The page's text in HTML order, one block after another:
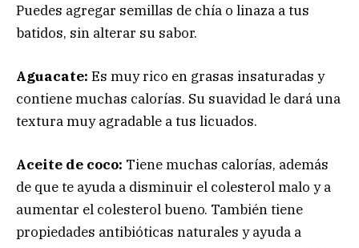
Puedes agregar semillas de chía o linaza a tus
batidos, sin alterar su sabor.
Aguacate: Es muy rico en grasas insaturadas y
contiene muchas calorías. Su suavidad le dará una
textura muy agradable a tus licuados.
Aceite de coco: Tiene muchas calorías, además
de que te ayuda a disminuir el colesterol malo y a
aumentar el colesterol bueno. También tiene
propiedades antibióticas naturales y ayuda a